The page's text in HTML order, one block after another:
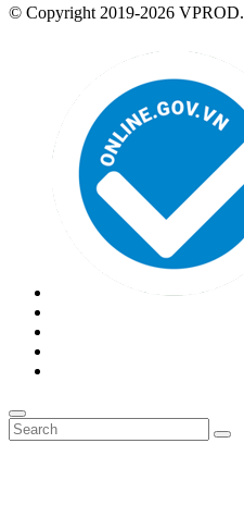
© Copyright 2019-2026 VPROD.